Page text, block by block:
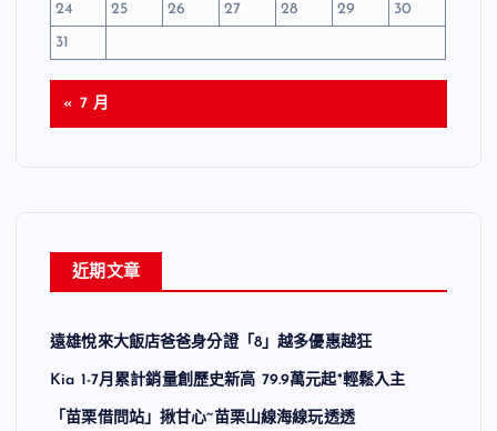
24
25 26 27 28 29
30
31
« 7 月
近期文章
遠雄悅來大飯店爸爸身分證「8」越多優惠越狂
Kia 1-7月累計銷量創歷史新高 79.9萬元起*輕鬆入主
「苗栗借問站」揪甘心~苗栗山線海線玩透透